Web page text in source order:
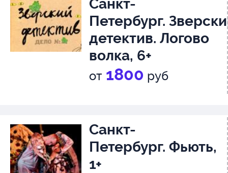
Санкт-
Петербург.
детектив. Логово
волка, 6+
от 1800 руб
Санкт-
Петербург. Фьють,
1+